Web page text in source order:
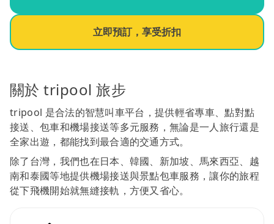
立即預訂，享受折扣
關於 tripool 旅步
tripool 是合法的智慧叫車平台，提供輕省專車、點對點
接送、包車和機場接送等多元服務，無論是一人旅行還是
全家出遊，都能找到最合適的交通方式。
除了台灣，我們也在日本、韓國、新加坡、馬來西亞、越
南和泰國等地提供機場接送與景點包車服務，讓你的旅程
從下飛機開始就無縫接軌，方便又省心。